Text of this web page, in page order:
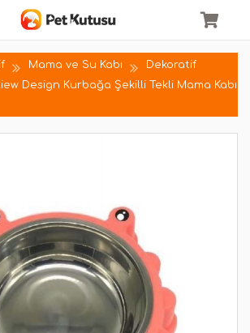
Mama ve Su Kabı
Dekoratif
Design Kurbağa Şekilli Tekli Mama Kabı